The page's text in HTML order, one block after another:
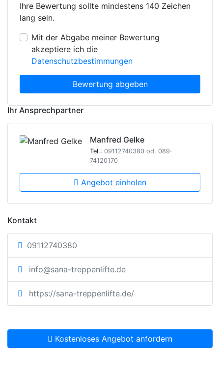
Ihre Bewertung sollte mindestens 140 Zeichen
lang sein.
Mit der Abgabe meiner Bewertung
akzeptiere ich die
Datenschutzbestimmungen
Bewertung abgeben
Ihr Ansprechpartner
Manfred Gelke
Tel.: 09112740380 od. 089-
74120170
Angebot einholen
Kontakt
09112740380
info@sana-treppenlifte.de
https://sana-treppenlifte.de/
Kostenloses Angebot anfordern